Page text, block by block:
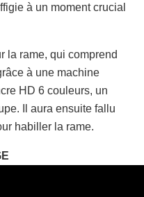
à un moment crucial
la rame, qui comprend
à une machine
HD 6 couleurs, un
Il aura ensuite fallu
habiller la rame.